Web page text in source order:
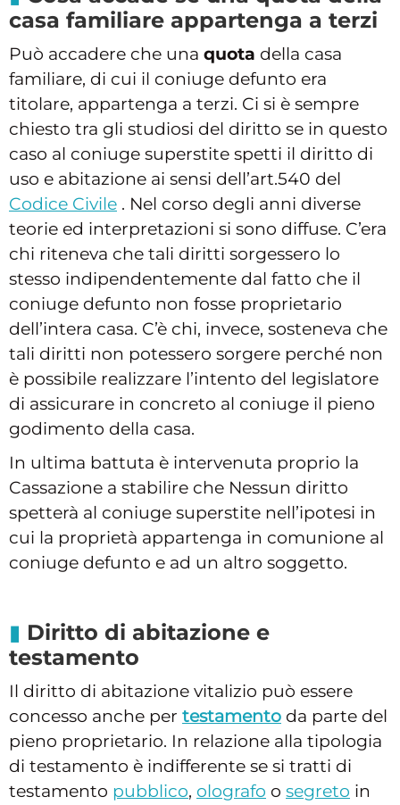
casa familiare appartenga a terzi
Può accadere che una quota della casa
familiare, di cui il coniuge defunto era
titolare, appartenga a terzi. Ci si è sempre
chiesto tra gli studiosi del diritto se in questo
caso al coniuge superstite spetti il diritto di
uso e abitazione ai sensi dell’art.540 del
Codice Civile . Nel corso degli anni diverse
teorie ed interpretazioni si sono diffuse. C’era
chi riteneva che tali diritti sorgessero lo
stesso indipendentemente dal fatto che il
coniuge defunto non fosse proprietario
dell’intera casa. C’è chi, invece, sosteneva che
tali diritti non potessero sorgere perché non
è possibile realizzare l’intento del legislatore
di assicurare in concreto al coniuge il pieno
godimento della casa.
In ultima battuta è intervenuta proprio la
Cassazione a stabilire che Nessun diritto
spetterà al coniuge superstite nell’ipotesi in
cui la proprietà appartenga in comunione al
coniuge defunto e ad un altro soggetto.
Diritto di abitazione e
testamento
Il diritto di abitazione vitalizio può essere
concesso anche per testamento da parte del
pieno proprietario. In relazione alla tipologia
di testamento è indifferente se si tratti di
testamento pubblico, olografo o segreto in